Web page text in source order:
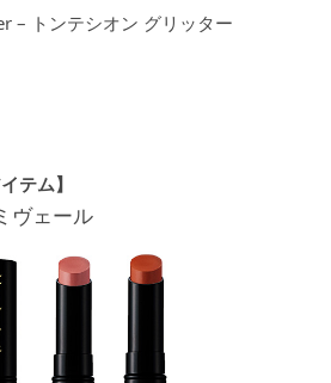
– トンテシオン グリッター
テム】
ヴェール